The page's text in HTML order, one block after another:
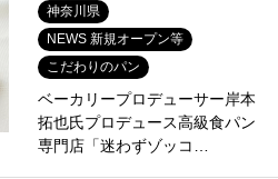
神奈川県
NEWS 新規オープン等
こだわりのパン
ベーカリープロデューサー岸本
拓也氏プロデュース高級食パン
専門店「迷わずゾッコ…